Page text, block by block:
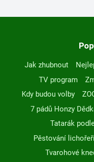
Jak zhubnout
TV program
Kdy budou volby
7 pádů Honzy
Tatarák
Pěstování
Tvarohové